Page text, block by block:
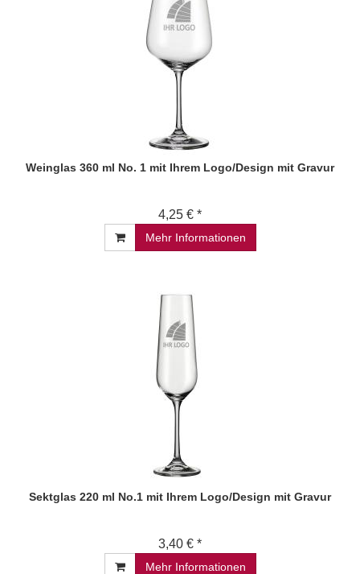
Weinglas 360 ml No. 1 mit Ihrem Logo/Design mit Gravur
4,25 € *
Mehr Informationen
Sektglas 220 ml No.1 mit Ihrem Logo/Design mit Gravur
3,40 € *
Mehr Informationen